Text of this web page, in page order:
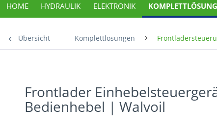
HOME HYDRAULIK ELEKTRONIK
Übersicht Komplettlösungen
Frontlader
Bedienhebel | Walvoil